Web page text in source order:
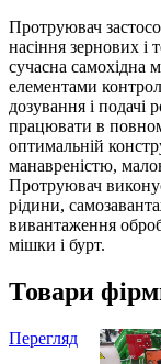
Протруювач
насіння зернових
сучасна самохідна
елементами
дозування і подачі
працювати в
оптимальній
манавреністю,
Протруювач
рідини,
вивантаження
мішки і бурт.
Товари
Перегляд